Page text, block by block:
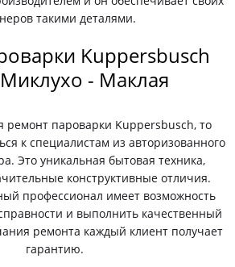
такими деталями.
Kuppersbusch
- Маклая
ремонт пароварки Kuppersbusch, то
к специалистам из авторизованного
Это уникальная бытовая техника,
конструктивные отличия.
профессионал имеет возможность
и выполнить качественный
ремонта каждый клиент получает
гарантию.